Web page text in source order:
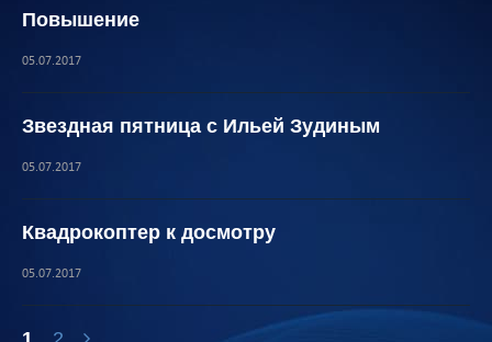
Повышение
05.07.2017
Звездная пятница с Ильей Зудиным
05.07.2017
Квадрокоптер к досмотру
05.07.2017